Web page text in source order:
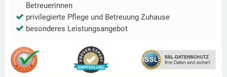
Betreuerinnen
privilegierte Pflege und Betreuung Zuhause
besonderes Leistungsangebot